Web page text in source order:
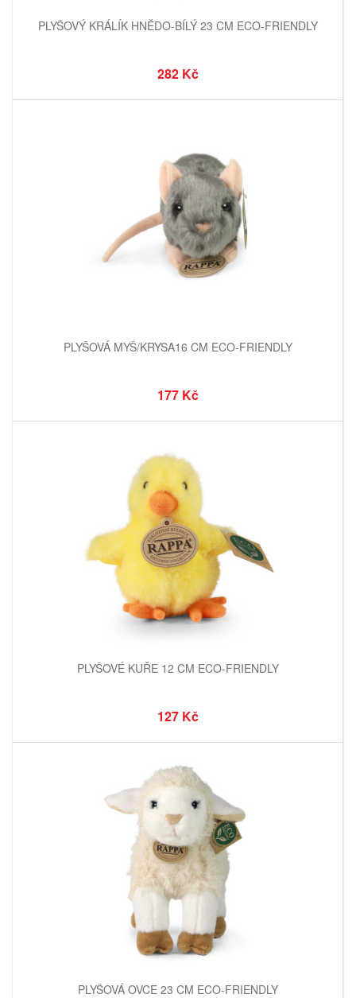
PLYŠOVÝ KRÁLÍK HNĚDO-BÍLÝ 23 CM ECO-FRIENDLY
282 Kč
PLYŠOVÁ MYŠ/KRYSA16 CM ECO-FRIENDLY
177 Kč
PLYŠOVÉ KUŘE 12 CM ECO-FRIENDLY
127 Kč
PLYŠOVÁ OVCE 23 CM ECO-FRIENDLY